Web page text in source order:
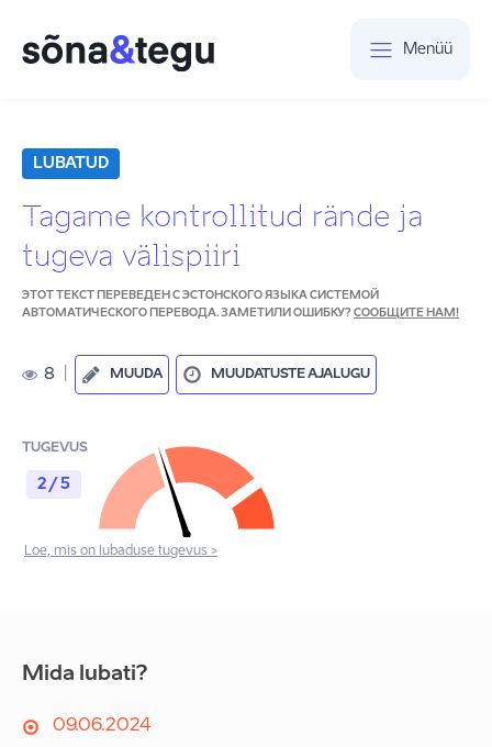
Menüü
LUBATUD
Tagame kontrollitud rände ja
tugeva välispiiri
ЭТОТ ТЕКСТ ПЕРЕВЕДЕН С ЭСТОНСКОГО ЯЗЫКА СИСТЕМОЙ
АВТОМАТИЧЕСКОГО ПЕРЕВОДА. ЗАМЕТИЛИ ОШИБКУ? СООБЩИТЕ НАМ!
8 MUUDA MUUDATUSTE AJALUGU
TUGEVUS
2 / 5
Loe, mis on lubaduse tugevus >
Mida lubati?
09.06.2024